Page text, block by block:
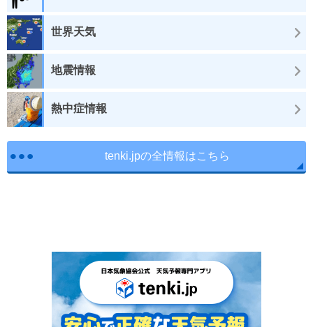
世界天気
地震情報
熱中症情報
tenki.jpの全情報はこちら